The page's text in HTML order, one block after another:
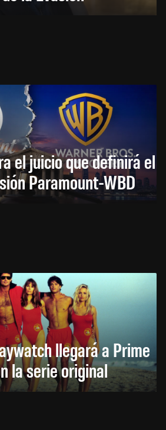
el juicio que definirá el
Paramount-WBD
llegará a Prime
la serie original